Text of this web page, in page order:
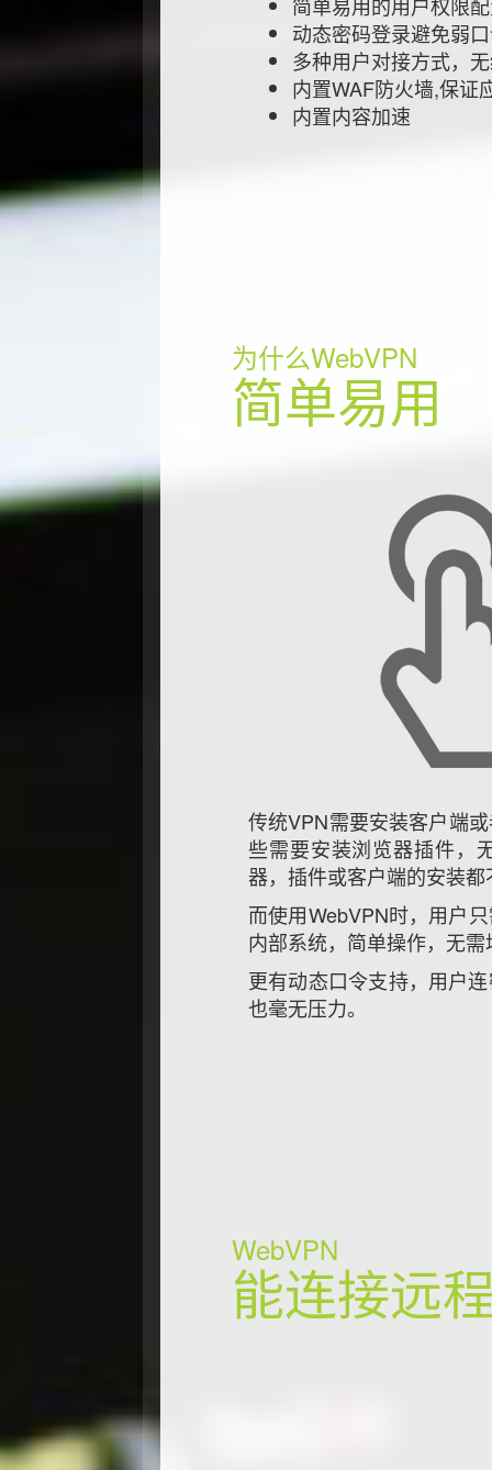
简单易用的用户权限
动态密码登录避免弱
多种用户对接方式，
内置WAF防火墙,保证
内置内容加速
为什么WebVPN
简单易用
传统VPN需要安装客户端
些需要安装浏览器插件，
器，插件或客户端的安装
而使用WebVPN时，用户
内部系统，简单操作，无需
更有动态口令支持，用户
也毫无压力。
WebVPN
能连接远